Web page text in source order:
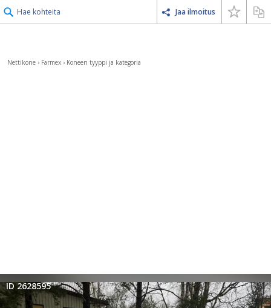
Hae kohteita Jaa ilmoitus
Nettikone › Farmex › Koneen tyyppi ja kategoria
ID 2628595